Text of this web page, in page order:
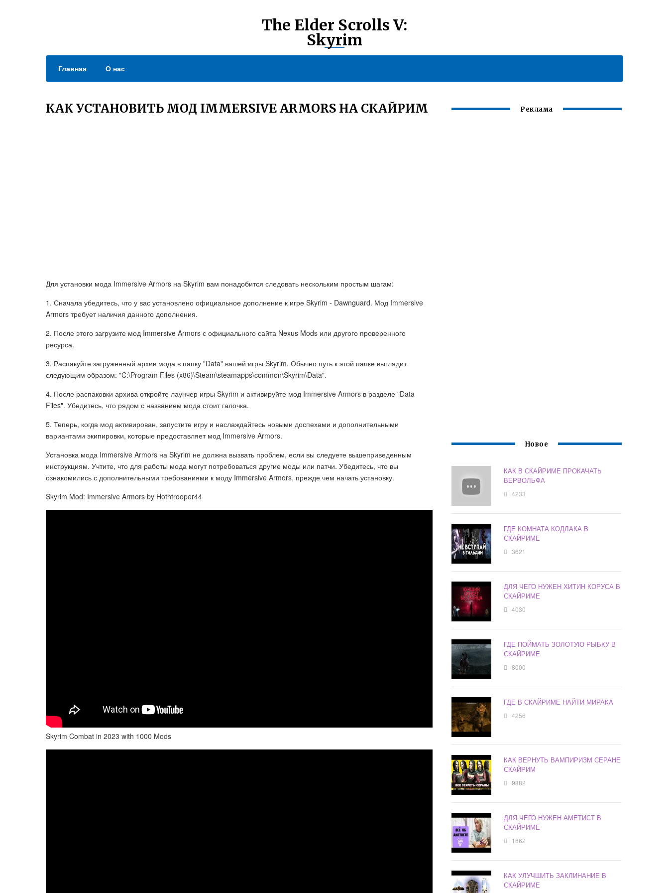
The Elder Scrolls V:
Skyrim
Главная О нас
КАК УСТАНОВИТЬ МОД IMMERSIVE ARMORS НА СКАЙРИМ
Для установки мода Immersive Armors на Skyrim вам понадобится следовать нескольким простым шагам:
1. Сначала убедитесь, что у вас установлено официальное дополнение к игре Skyrim - Dawnguard. Мод Immersive
Armors требует наличия данного дополнения.
2. После этого загрузите мод Immersive Armors с официального сайта Nexus Mods или другого проверенного
ресурса.
3. Распакуйте загруженный архив мода в папку "Data" вашей игры Skyrim. Обычно путь к этой папке выглядит
следующим образом: "C:\Program Files (x86)\Steam\steamapps\common\Skyrim\Data".
4. После распаковки архива откройте лаунчер игры Skyrim и активируйте мод Immersive Armors в разделе "Data
Files". Убедитесь, что рядом с названием мода стоит галочка.
5. Теперь, когда мод активирован, запустите игру и наслаждайтесь новыми доспехами и дополнительными
вариантами экипировки, которые предоставляет мод Immersive Armors.
Установка мода Immersive Armors на Skyrim не должна вызвать проблем, если вы следуете вышеприведенным
инструкциям. Учтите, что для работы мода могут потребоваться другие моды или патчи. Убедитесь, что вы
ознакомились с дополнительными требованиями к моду Immersive Armors, прежде чем начать установку.
Skyrim Mod: Immersive Armors by Hothtrooper44
Skyrim Combat in 2023 with 1000 Mods
Реклама
Новое
КАК В СКАЙРИМЕ ПРОКАЧАТЬ
ВЕРВОЛЬФА
4233
ГДЕ КОМНАТА КОДЛАКА В
СКАЙРИМЕ
3621
ДЛЯ ЧЕГО НУЖЕН ХИТИН КОРУСА В
СКАЙРИМЕ
4030
ГДЕ ПОЙМАТЬ ЗОЛОТУЮ РЫБКУ В
СКАЙРИМЕ
8000
ГДЕ В СКАЙРИМЕ НАЙТИ МИРАКА
4256
КАК ВЕРНУТЬ ВАМПИРИЗМ СЕРАНЕ
СКАЙРИМ
9882
ДЛЯ ЧЕГО НУЖЕН АМЕТИСТ В
СКАЙРИМЕ
1662
КАК УЛУЧШИТЬ ЗАКЛИНАНИЕ В
СКАЙРИМЕ